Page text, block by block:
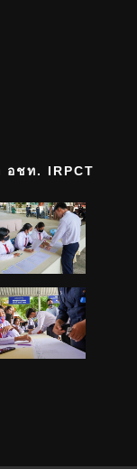
ชท. IRPCT